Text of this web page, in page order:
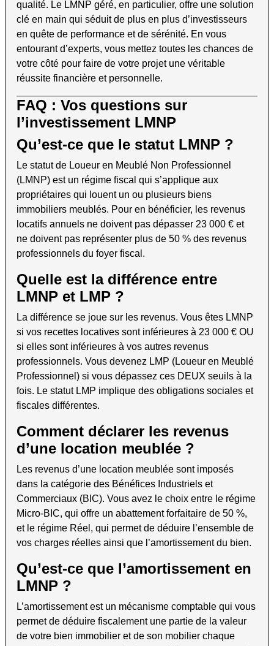
qualité. Le LMNP géré, en particulier, offre une solution
clé en main qui séduit de plus en plus d’investisseurs
en quête de performance et de sérénité. En vous
entourant d’experts, vous mettez toutes les chances de
votre côté pour faire de votre projet une véritable
réussite financière et personnelle.
FAQ : Vos questions sur
l’investissement LMNP
Qu’est-ce que le statut LMNP ?
Le statut de Loueur en Meublé Non Professionnel
(LMNP) est un régime fiscal qui s’applique aux
propriétaires qui louent un ou plusieurs biens
immobiliers meublés. Pour en bénéficier, les revenus
locatifs annuels ne doivent pas dépasser 23 000 € et
ne doivent pas représenter plus de 50 % des revenus
professionnels du foyer fiscal.
Quelle est la différence entre
LMNP et LMP ?
La différence se joue sur les revenus. Vous êtes LMNP
si vos recettes locatives sont inférieures à 23 000 € OU
si elles sont inférieures à vos autres revenus
professionnels. Vous devenez LMP (Loueur en Meublé
Professionnel) si vous dépassez ces DEUX seuils à la
fois. Le statut LMP implique des obligations sociales et
fiscales différentes.
Comment déclarer les revenus
d’une location meublée ?
Les revenus d’une location meublée sont imposés
dans la catégorie des Bénéfices Industriels et
Commerciaux (BIC). Vous avez le choix entre le régime
Micro-BIC, qui offre un abattement forfaitaire de 50 %,
et le régime Réel, qui permet de déduire l’ensemble de
vos charges réelles ainsi que l’amortissement du bien.
Qu’est-ce que l’amortissement en
LMNP ?
L’amortissement est un mécanisme comptable qui vous
permet de déduire fiscalement une partie de la valeur
de votre bien immobilier et de son mobilier chaque